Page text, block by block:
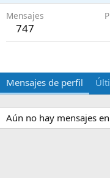
Mensajes
747
Mensajes de perfil
Aún no hay mensajes